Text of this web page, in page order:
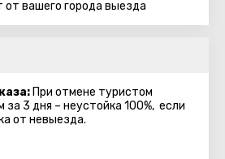
вашего города выезда
При отмене туристом
за 3 дня – неустойка 100%, если
от невыезда.